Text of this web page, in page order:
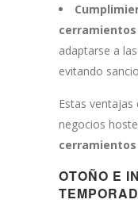
cerramientos
adaptarse a
evitando
Estas ventajas
negocios
cerramientos
OTOÑO E